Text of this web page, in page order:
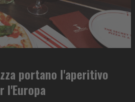
portano l'aperitivo
l'Europa